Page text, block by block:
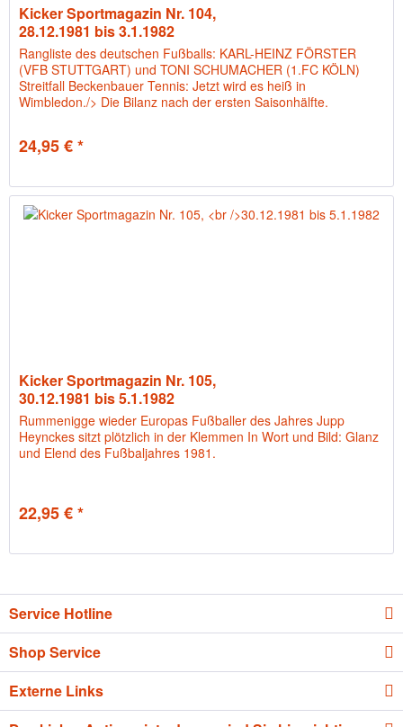
Kicker Sportmagazin Nr. 104,
28.12.1981 bis 3.1.1982
Rangliste des deutschen Fußballs: KARL-HEINZ FÖRSTER
(VFB STUTTGART) und TONI SCHUMACHER (1.FC KÖLN)
Streitfall Beckenbauer Tennis: Jetzt wird es heiß in
Wimbledon./> Die Bilanz nach der ersten Saisonhälfte.
24,95 € *
Kicker Sportmagazin Nr. 105,
30.12.1981 bis 5.1.1982
Rummenigge wieder Europas Fußballer des Jahres Jupp
Heynckes sitzt plötzlich in der Klemmen In Wort und Bild: Glanz
und Elend des Fußbaljahres 1981.
22,95 € *
Service Hotline
Shop Service
Externe Links